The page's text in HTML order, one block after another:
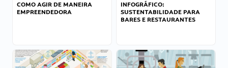
COMO AGIR DE MANEIRA
EMPREENDEDORA
INFOGRÁFICO:
SUSTENTABILIDADE PARA
BARES E RESTAURANTES